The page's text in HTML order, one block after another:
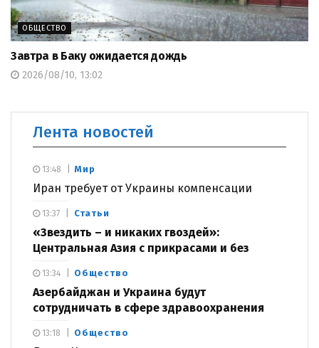
ОБЩЕСТВО
Завтра в Баку ожидается дождь
2026/08/10, 13:02
Лента новостей
Мир
Иран требует от Украины компенсации
13:48
Статьи
«Звездить – и никаких гвоздей»:
Центральная Азия с прикрасами и без
13:37
Общество
Азербайджан и Украина будут
сотрудничать в сфере здравоохранения
13:34
Общество
13:18